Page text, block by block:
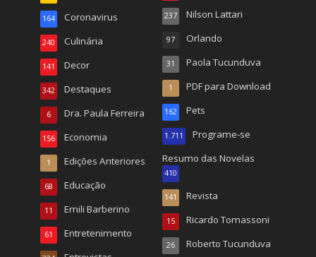
Coronavirus
164
Culinária
240
Decor
141
Destaques
342
Dra. Paula Ferreira
6
Economia
156
Edições Anteriores
1
Educação
68
Emili Barberino
11
Entretenimento
61
Nilson Lattari
237
Orlando
97
Paola Tucunduva
31
PDF para Download
1
Pets
162
Programe-se
1.711
Resumo das Novelas
410
Revista
141
Ricardo Tomassoni
15
Roberto Tucunduva
26